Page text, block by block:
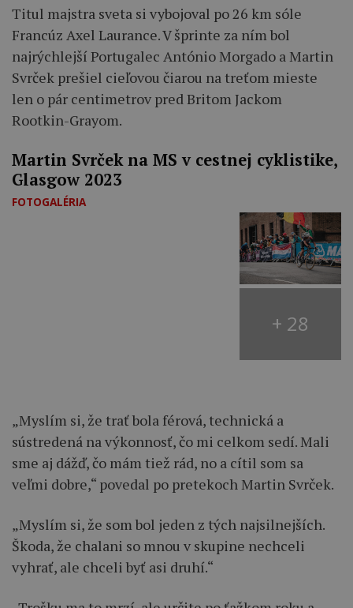
Titul majstra sveta si vybojoval po 26 km sóle
Francúz Axel Laurance. V šprinte za ním bol
najrýchlejší Portugalec António Morgado a Martin
Svrček prešiel cieľovou čiarou na treťom mieste
len o pár centimetrov pred Britom Jackom
Rootkin-Grayom.
Martin Svrček na MS v cestnej cyklistike,
Glasgow 2023
FOTOGALÉRIA
+ 28
„Myslím si, že trať bola férová, technická a
sústredená na výkonnosť, čo mi celkom sedí. Mali
sme aj dážď, čo mám tiež rád, no a cítil som sa
veľmi dobre,“ povedal po pretekoch Martin Svrček.
„Myslím si, že som bol jeden z tých najsilnejších.
Škoda, že chalani so mnou v skupine nechceli
vyhrať, ale chceli byť asi druhí.“